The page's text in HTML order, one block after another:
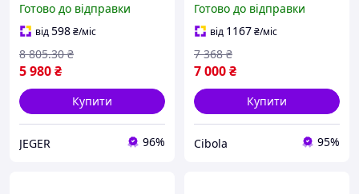
маневрена для однієї
дитини з до Prime/X
Готово до відправки
від598₴/міс
5 980₴
8 805.30 ₴
Купити
JEGER 96%
Легкі прогулянкові
коляски
Готово до відправки
від 1167₴/міс
7 000₴
7 368 ₴
Купити
Cibola 95%